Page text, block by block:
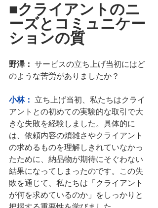
■クライアントのニ
ーズとコミュニケー
ションの質
野澤： サービスの立ち上げ当初にはど
のような苦労がありましたか？
小林：
立ち上げ当初、私たちはクライ
アントとの初めての実験的な取引で大
きな失敗を経験しました。具体的に
は、依頼内容の煩雑さやクライアント
の求めるものを理解しきれていなかっ
たために、納品物が期待にそぐわない
結果になってしまったのです。この失
敗を通じて、私たちは「クライアント
が何を求めているのか」をしっかりと